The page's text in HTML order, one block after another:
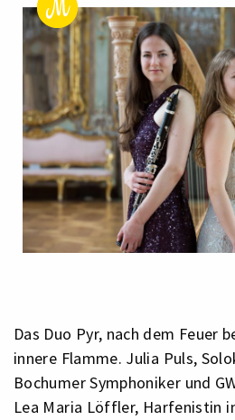
Das Duo Pyr, nach dem Feuer
innere Flamme. Julia Puls,
Bochumer Symphoniker und
Lea Maria Löffler, Harfenistin